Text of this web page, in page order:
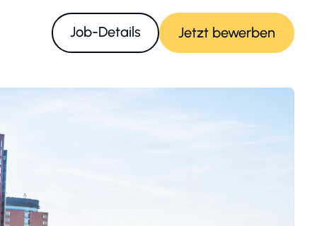
Job-Details Jetzt bewerben